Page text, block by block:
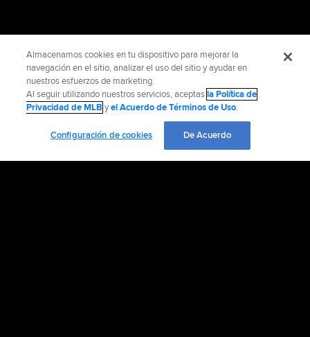
Almacenamos cookies en tu dispositivo para mejorar la
navegación en el sitio, analizar el uso del sitio y ayudar en
nuestros esfuerzos de marketing.
Al seguir utilizando nuestros servicios, aceptasla Política de
Privacidad de MLB yel Acuerdo de Términos de Uso.
Configuración de cookies De Acuerdo